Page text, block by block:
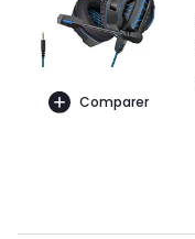
Comparer